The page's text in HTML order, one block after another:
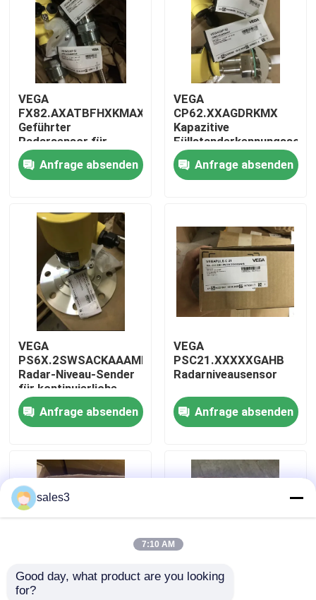
Produkte
Über uns
Werksbesichtigung
Kontakt mit uns
Neuigkeiten
Bitte um ein Angebot
News
Allein Bradley PLC Produkte
PEPPERL FUCHS Isolierte Barriere
VEGA
FX82.AXATBFHXKMAX
Geführter
Radarsensor für
Füllstandsmessung
Anfrage absenden
VEGA
CP62.XXAGDRKMX
Kapazitive
Anfrage absenden
VEGA
PS6X.2SWSACKAAAMKHAXXXXXXXXX
Radar-Niveau-Sender
für kontinuierliche
Anfrage absenden
VEGA
PSC21.XXXXXGAHB
Radarniveausensor
Anfrage absenden
VEGA
sales3
7:10 AM
Good day, what product are you looking
for?